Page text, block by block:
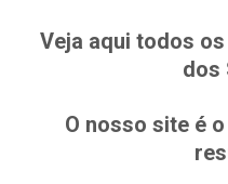
Veja aqui todos
dos
O nosso site é